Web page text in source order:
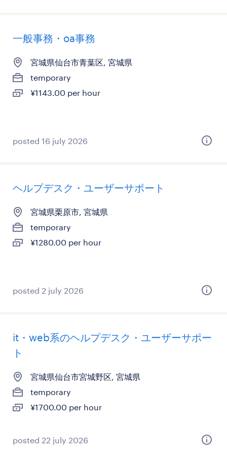
一般事務・oa事務
宮城県仙台市青葉区, 宮城県
temporary
¥1143.00 per hour
posted 16 july 2026
ヘルプデスク・ユーザーサポート
宮城県栗原市, 宮城県
temporary
¥1280.00 per hour
posted 2 july 2026
it・web系のヘルプデスク・ユーザーサポー
ト
宮城県仙台市宮城野区, 宮城県
temporary
¥1700.00 per hour
posted 22 july 2026